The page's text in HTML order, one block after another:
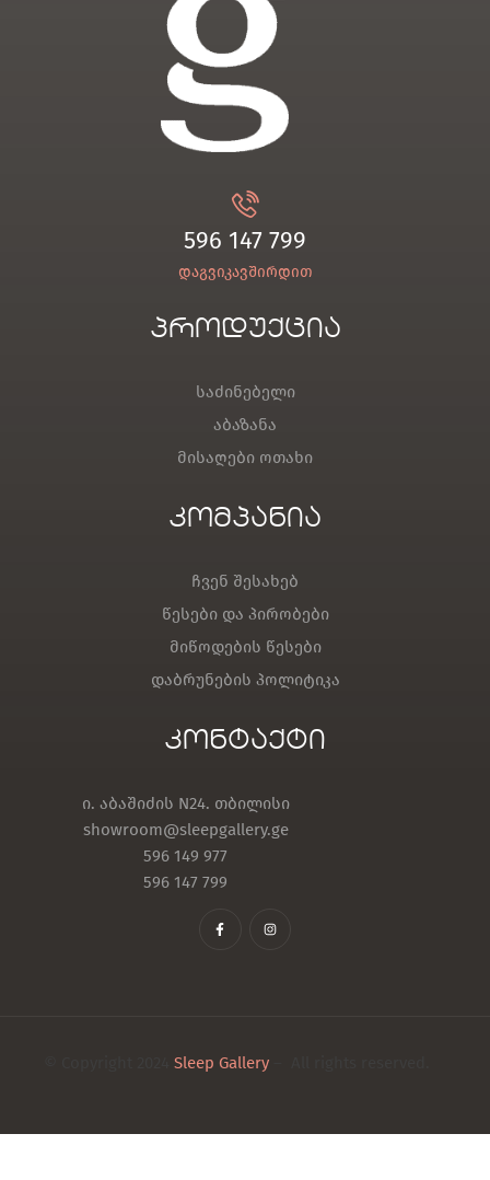
596 147 799
დაგვიკავშირდით
პროდუქცია
საძინებელი
აბაზანა
მისაღები ოთახი
კომპანია
ჩვენ შესახებ
წესები და პირობები
მიწოდების წესები
დაბრუნების პოლიტიკა
კონტაქტი
ი. აბაშიძის N24. თბილისი
showroom@sleepgallery.ge
596 149 977
596 147 799
Sleep Gallery